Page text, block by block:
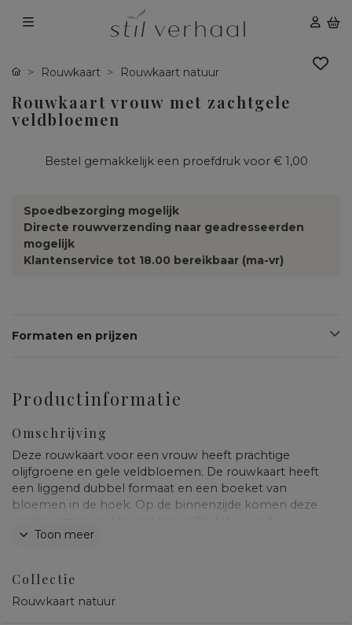
Rouwkaart Rouwkaart natuur
Rouwkaart vrouw met zachtgele
veldbloemen
Bestel gemakkelijk een proefdruk voor € 1,00
Spoedbezorging mogelijk
Directe rouwverzending naar geadresseerden
mogelijk
Klantenservice tot 18.00 bereikbaar (ma-vr)
Formaten en prijzen
Productinformatie
Omschrijving
Deze rouwkaart voor een vrouw heeft prachtige
olijfgroene en gele veldbloemen. De rouwkaart heeft
een liggend dubbel formaat en een boeket van
bloemen in de hoek. Op de binnenzijde komen deze
binnenzijde pas je gemakkelijk aan.
Toon meer
Collectie
Rouwkaart natuur